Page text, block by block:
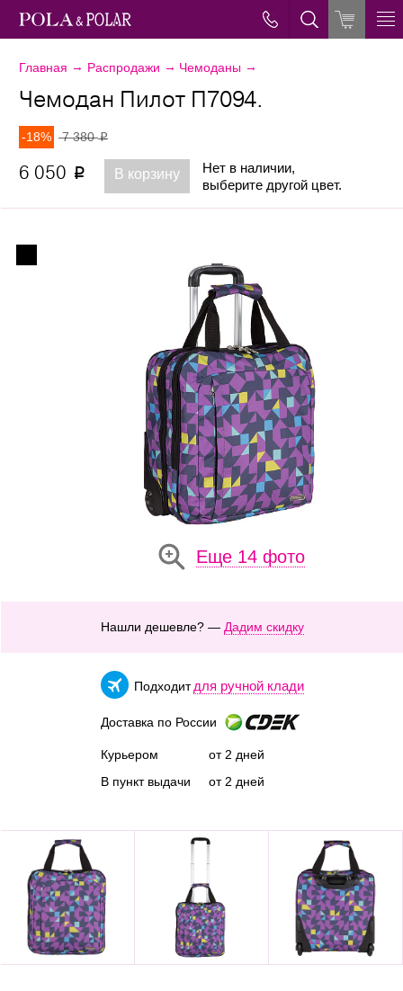
Главная → Распродажи → Чемоданы →
Еще 14 фото
Чемодан Пилот П7094.
-18% 7 380p
6 050 p В корзину
Нет в наличии,
выберите другой цвет.
Нашли дешевле? — Дадим скидку
Подходит для ручной клади
Доставка по России
Курьером
В пункт выдачи
от 2 дней
от 2 дней